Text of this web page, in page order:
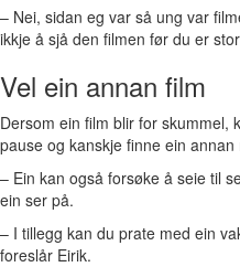
– Nei, sidan eg var så ung var
ikkje å sjå den filmen før du er
Vel ein annan film
Dersom ein film blir for skummel,
pause og kanskje finne ein
– Ein kan også forsøke å seie til
ein ser på.
– I tillegg kan du prate med ein
foreslår Eirik.